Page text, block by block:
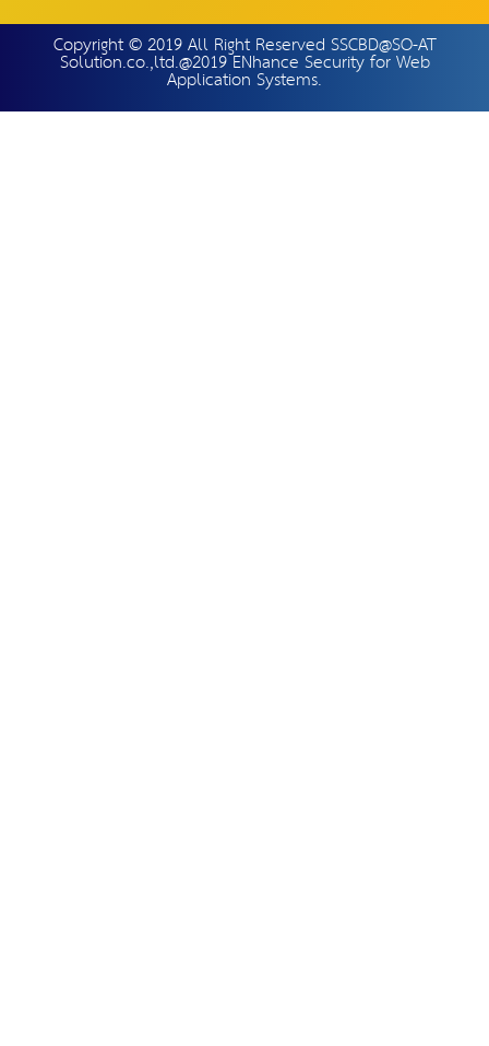
Copyright © 2019 All Right Reserved SSCBD@SO-AT
Solution.co.,ltd.@2019 ENhance Security for Web
Application Systems.